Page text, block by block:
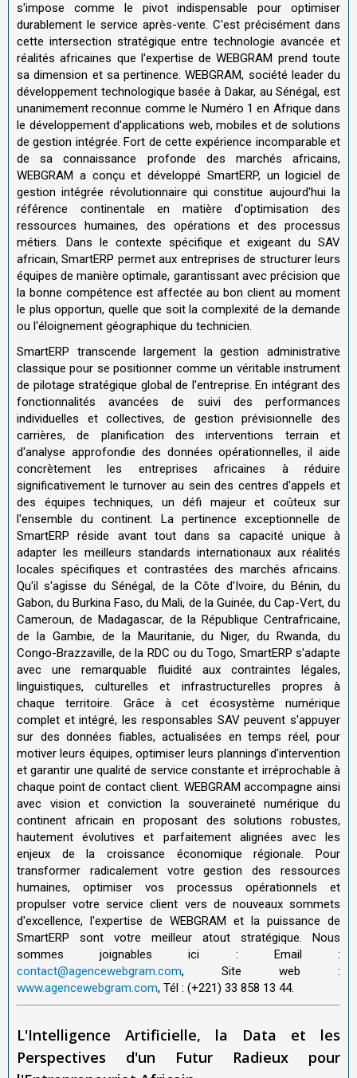
s'impose comme le pivot indispensable pour optimiser
durablement le service après-vente. C'est précisément dans
cette intersection stratégique entre technologie avancée et
réalités africaines que l'expertise de WEBGRAM prend toute
sa dimension et sa pertinence. WEBGRAM, société leader du
développement technologique basée à Dakar, au Sénégal, est
unanimement reconnue comme le Numéro 1 en Afrique dans
le développement d'applications web, mobiles et de solutions
de gestion intégrée. Fort de cette expérience incomparable et
de sa connaissance profonde des marchés africains,
WEBGRAM a conçu et développé SmartERP, un logiciel de
gestion intégrée révolutionnaire qui constitue aujourd'hui la
référence continentale en matière d'optimisation des
ressources humaines, des opérations et des processus
métiers. Dans le contexte spécifique et exigeant du SAV
africain, SmartERP permet aux entreprises de structurer leurs
équipes de manière optimale, garantissant avec précision que
la bonne compétence est affectée au bon client au moment
le plus opportun, quelle que soit la complexité de la demande
ou l'éloignement géographique du technicien.
SmartERP transcende largement la gestion administrative
classique pour se positionner comme un véritable instrument
de pilotage stratégique global de l'entreprise. En intégrant des
fonctionnalités avancées de suivi des performances
individuelles et collectives, de gestion prévisionnelle des
carrières, de planification des interventions terrain et
d'analyse approfondie des données opérationnelles, il aide
concrètement les entreprises africaines à réduire
significativement le turnover au sein des centres d'appels et
des équipes techniques, un défi majeur et coûteux sur
l'ensemble du continent. La pertinence exceptionnelle de
SmartERP réside avant tout dans sa capacité unique à
adapter les meilleurs standards internationaux aux réalités
locales spécifiques et contrastées des marchés africains.
Qu'il s'agisse du Sénégal, de la Côte d'Ivoire, du Bénin, du
Gabon, du Burkina Faso, du Mali, de la Guinée, du Cap-Vert, du
Cameroun, de Madagascar, de la République Centrafricaine,
de la Gambie, de la Mauritanie, du Niger, du Rwanda, du
Congo-Brazzaville, de la RDC ou du Togo, SmartERP s'adapte
avec une remarquable fluidité aux contraintes légales,
linguistiques, culturelles et infrastructurelles propres à
chaque territoire. Grâce à cet écosystème numérique
complet et intégré, les responsables SAV peuvent s'appuyer
sur des données fiables, actualisées en temps réel, pour
motiver leurs équipes, optimiser leurs plannings d'intervention
et garantir une qualité de service constante et irréprochable à
chaque point de contact client. WEBGRAM accompagne ainsi
avec vision et conviction la souveraineté numérique du
continent africain en proposant des solutions robustes,
hautement évolutives et parfaitement alignées avec les
enjeux de la croissance économique régionale. Pour
transformer radicalement votre gestion des ressources
humaines, optimiser vos processus opérationnels et
propulser votre service client vers de nouveaux sommets
d'excellence, l'expertise de WEBGRAM et la puissance de
SmartERP sont votre meilleur atout stratégique. Nous
sommes joignables ici : Email :
contact@agencewebgram.com, Site web :
www.agencewebgram.com, Tél : (+221) 33 858 13 44.
L'Intelligence Artificielle, la Data et les
Perspectives d'un Futur Radieux pour